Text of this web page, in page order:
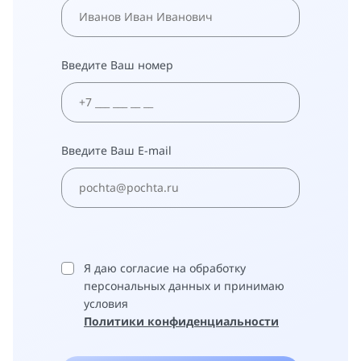
Введите Ваш номер
Введите Ваш E-mail
Я даю согласие на обработку
персональных данных и принимаю
условия
Политики конфиденциальности